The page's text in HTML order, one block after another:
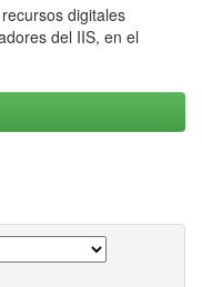
digitales
del IIS, en el